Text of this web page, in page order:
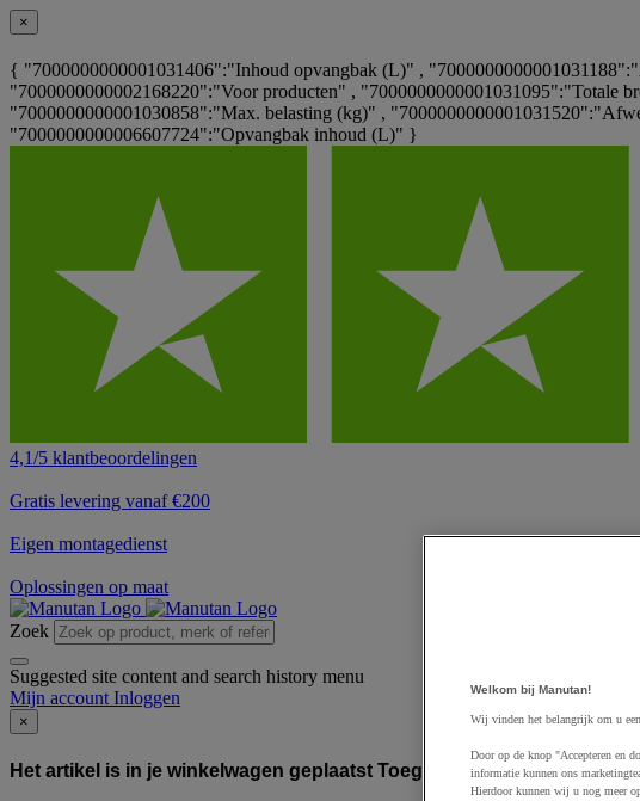
×
{ "7000000000001031406":"Inhoud opvangbak (L)" ,
"7000000000002168220":"Voor producten" , "7000000000001031095":"Totale
"7000000000001030858":"Max. belasting (kg)" ,
"7000000000006607724":"Opvangbak inhoud (L)" }
4,1/5 klantbeoordelingen
Gratis levering vanaf €200
Eigen montagedienst
Oplossingen op maat
Zoek
Suggested site content and search history menu
Mijn account Inloggen
×
Het artikel is in je winkelwagen geplaatst Toegevoegd aan
Welkom bij Manutan!
Wij vinden het belangrijk om u
Door op de knop "Accepteren en
informatie kunnen ons
Hierdoor kunnen wij u nog meer